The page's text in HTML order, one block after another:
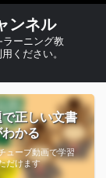
ンネル
ーニング教
ください。
正しい文書
わかる
ューブ動画で学習
だけます